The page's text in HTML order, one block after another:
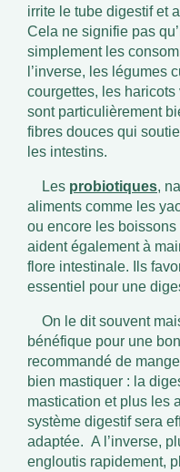
irrite le tube digestif et
Cela ne signifie pas
simplement les
l’inverse, les légumes
courgettes, les
sont particulièrement
fibres douces qui
les intestins.
Les probiotiques,
aliments comme les
ou encore les boissons
aident également à
flore intestinale. Ils
essentiel pour une
On le dit souvent
bénéfique pour une
recommandé de
bien mastiquer : la
mastication et plus les
système digestif sera
adaptée. A l’inverse,
engloutis rapidement,